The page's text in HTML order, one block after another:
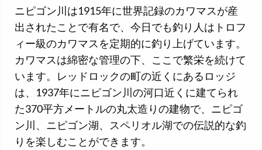
ニピゴン川は1915年に世界記録のカワマスが産
出されたことで有名で、今日でも釣り人はトロフ
ィー級のカワマスを定期的に釣り上げています。
カワマスは綿密な管理の下、ここで繁栄を続けて
います。レッドロックの町の近くにあるロッジ
は、1937年にニピゴン川の河口近くに建てられ
た370平方メートルの丸太造りの建物で、ニピゴ
ン川、ニピゴン湖、スペリオル湖での伝説的な釣
りを楽しむことができます。